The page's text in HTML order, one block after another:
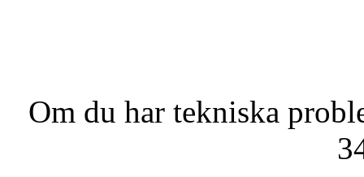
Om du har tekniska